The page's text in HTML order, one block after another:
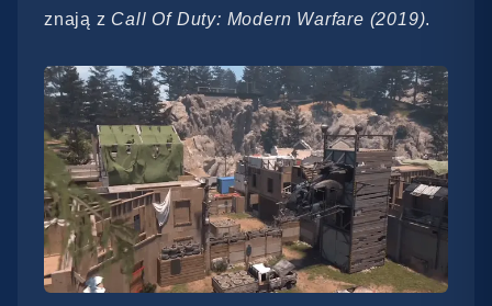
znają z Call Of Duty: Modern Warfare (2019).